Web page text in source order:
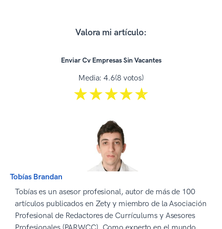
Valora mi artículo:
Enviar Cv Empresas Sin Vacantes
Media:4.6(8 votos)
☆☆☆☆☆
★★★★★
Tobías Brandan
Tobías es un asesor profesional, autor de más de 100
artículos publicados en Zety y miembro de la Asociación
Profesional de Redactores de Currículums y Asesores